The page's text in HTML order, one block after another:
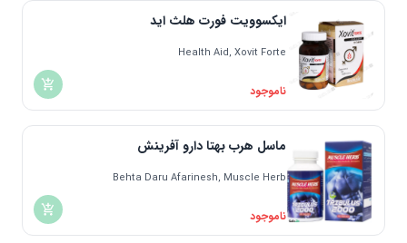
ایکسوویت فورت هلث اید
Health Aid, Xovit Forte
ناموجود
ماسل هرب بهتا دارو آفرینش
Behta Daru Afarinesh, Muscle Herb
ناموجود